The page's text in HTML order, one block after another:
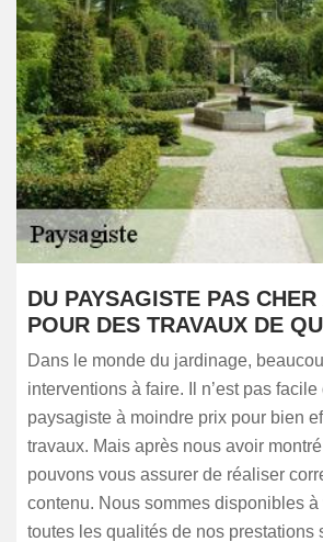
DU PAYSAGISTE PAS
POUR DES TRAVAUX DE
Dans le monde du jardinage,
interventions à faire. Il n’est pas facile
paysagiste à moindre prix pour bien
travaux. Mais après nous avoir
pouvons vous assurer de réaliser
contenu. Nous sommes disponibles
toutes les qualités de nos prestations